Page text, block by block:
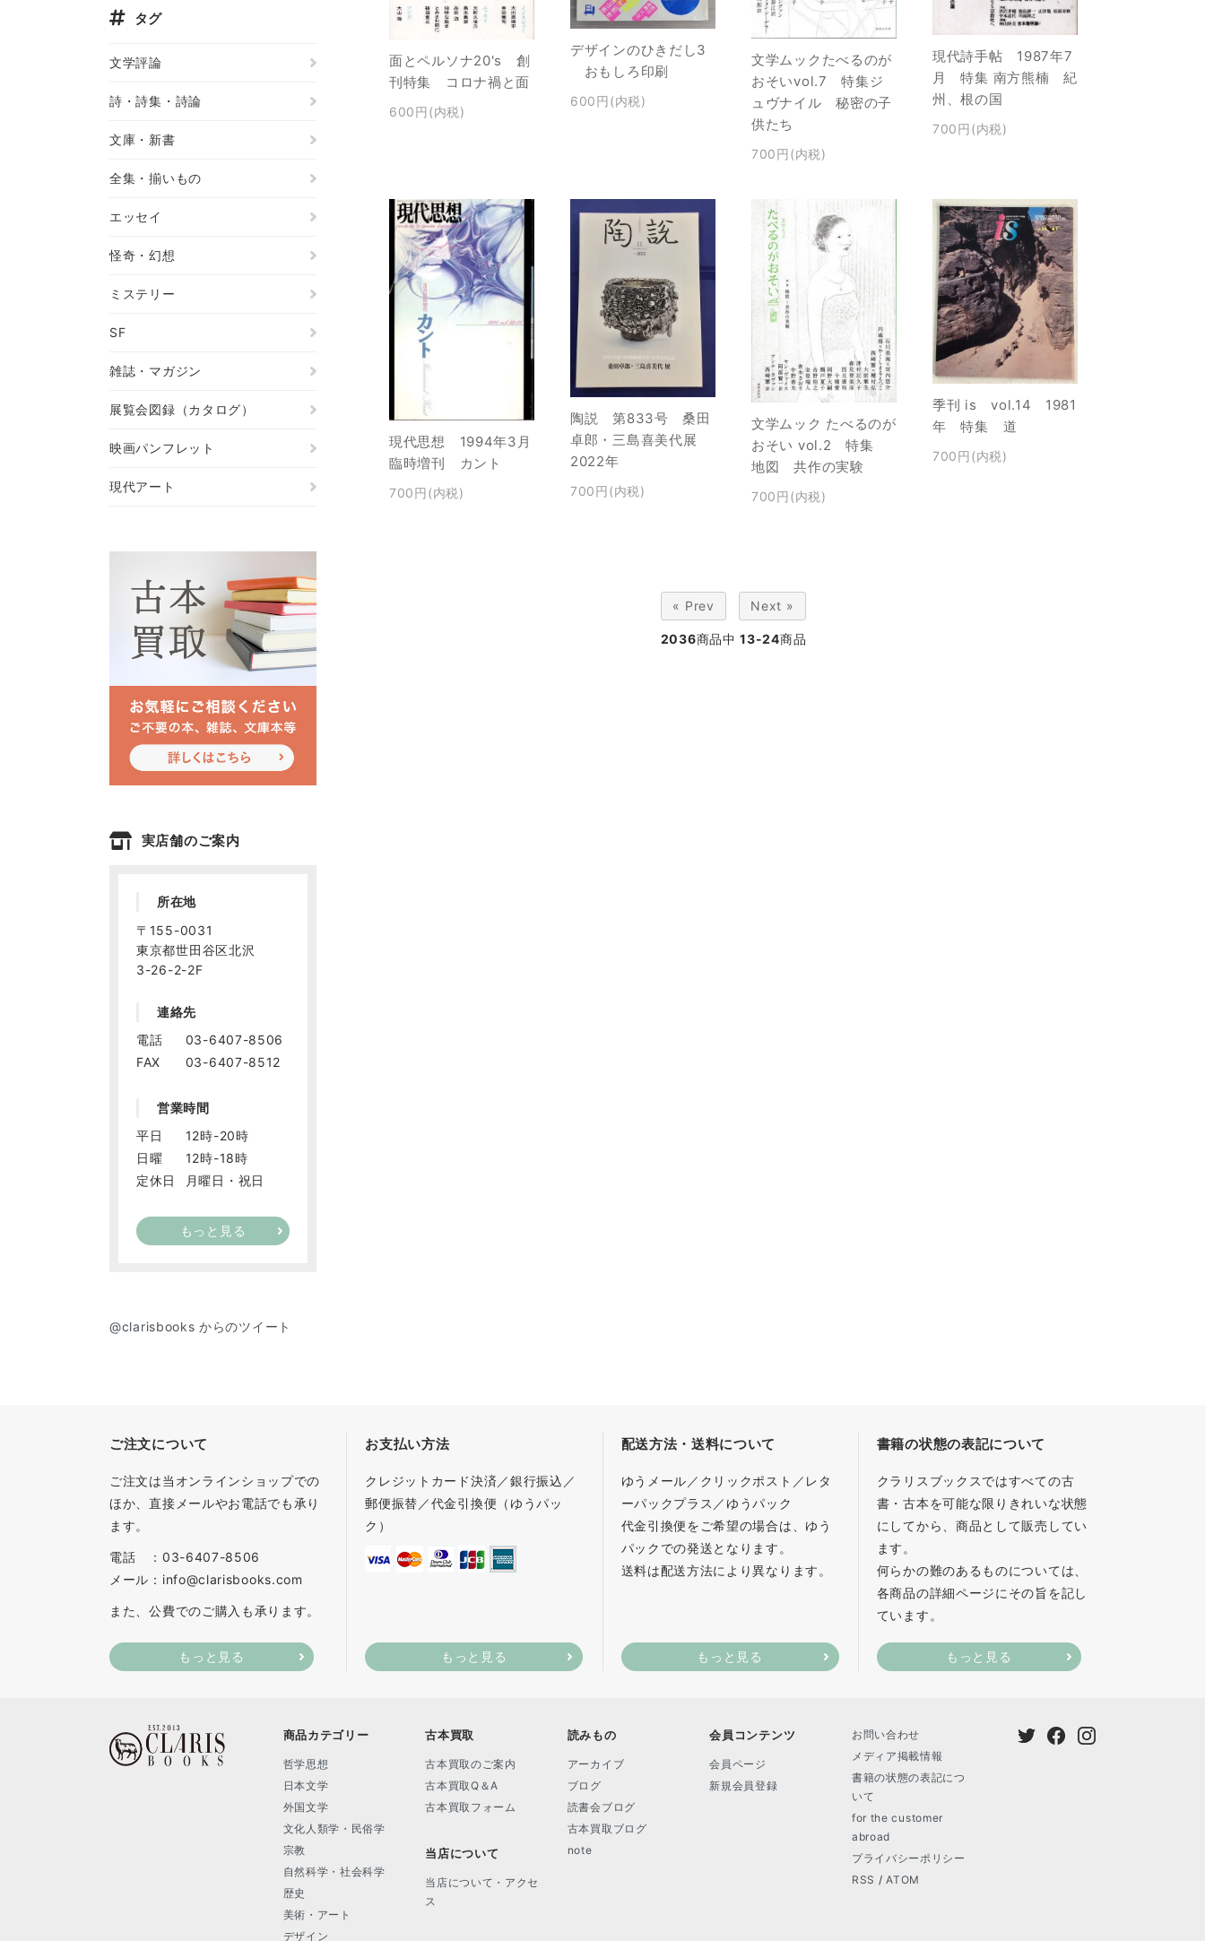
面とペルソナ20's 創
刊特集 コロナ禍と面
600円(内税)
デザインのひきだし3
おもしろ印刷
600円(内税)
文学ムックたべるのが
おそいvol.7 特集ジ
ュヴナイル 秘密の子
供たち
700円(内税)
現代詩手帖 1987年7
月 特集 南方熊楠 紀
州、根の国
700円(内税)
現代思想 1994年3月
臨時増刊 カント
700円(内税)
陶説 第833号 桑田
卓郎・三島喜美代展
2022年
700円(内税)
文学ムック たべるのが
おそい vol.2 特集
地図 共作の実験
700円(内税)
季刊 is vol.14 1981
年 特集 道
700円(内税)
« Prev Next »
2036商品中 13-24商品
タグ
文学評論
詩・詩集・詩論
文庫・新書
全集・揃いもの
エッセイ
怪奇・幻想
ミステリー
SF
雑誌・マガジン
展覧会図録（カタログ）
映画パンフレット
現代アート
実店舗のご案内
所在地
〒155-0031
東京都世田谷区北沢
3-26-2-2F
連絡先
電話
03-6407-8506
FAX
03-6407-8512
営業時間
平日
12時-20時
日曜
12時-18時
定休日
月曜日・祝日
もっと見る
@clarisbooks からのツイート
ご注文について
ご注文は当オンラインショップでの
ほか、直接メールやお電話でも承り
ます。
電話 ：03-6407-8506
メール：info@clarisbooks.com
また、公費でのご購入も承ります。
もっと見る
お支払い方法
クレジットカード決済／銀行振込／
郵便振替／代金引換便（ゆうパッ
ク）
もっと見る
配送方法・送料について
ゆうメール／クリックポスト／レタ
ーパックプラス／ゆうパック
代金引換便をご希望の場合は、ゆう
パックでの発送となります。
送料は配送方法により異なります。
もっと見る
書籍の状態の表記について
クラリスブックスではすべての古
書・古本を可能な限りきれいな状態
にしてから、商品として販売してい
ます。
何らかの難のあるものについては、
各商品の詳細ページにその旨を記し
ています。
もっと見る
商品カテゴリー
哲学思想
日本文学
外国文学
文化人類学・民俗学
宗教
自然科学・社会科学
歴史
美術・アート
デザイン
古本買取
古本買取のご案内
古本買取Q＆A
古本買取フォーム
当店について
当店について・アクセ
ス
読みもの
アーカイブ
ブログ
読書会ブログ
古本買取ブログ
note
会員コンテンツ
会員ページ
新規会員登録
お問い合わせ
メディア掲載情報
書籍の状態の表記につ
いて
for the customer
abroad
プライバシーポリシー
RSS /ATOM